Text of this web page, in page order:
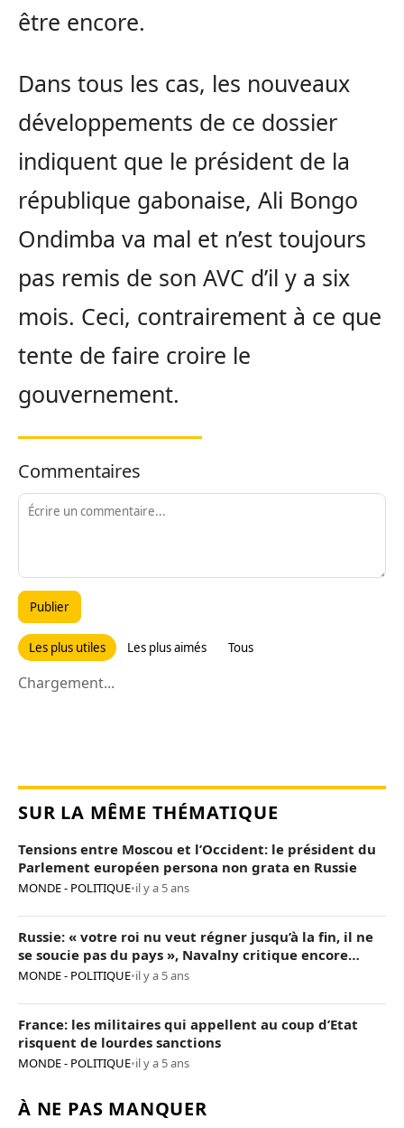
être encore.
Dans tous les cas, les nouveaux
développements de ce dossier
indiquent que le président de la
république gabonaise, Ali Bongo
Ondimba va mal et n’est toujours
pas remis de son AVC d’il y a six
mois. Ceci, contrairement à ce que
tente de faire croire le
gouvernement.
Commentaires
Publier
Les plus utiles Les plus aimés Tous
Chargement...
SUR LA MÊME THÉMATIQUE
Tensions entre Moscou et l’Occident: le président du
Parlement européen persona non grata en Russie
MONDE - POLITIQUE•il y a 5 ans
Russie: « votre roi nu veut régner jusqu’à la fin, il ne
se soucie pas du pays », Navalny critique encore
Poutine
MONDE - POLITIQUE•il y a 5 ans
France: les militaires qui appellent au coup d’Etat
risquent de lourdes sanctions
MONDE - POLITIQUE•il y a 5 ans
À NE PAS MANQUER